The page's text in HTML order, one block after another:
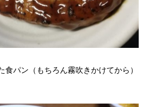
食パン（もちろん霧吹きかけてから）